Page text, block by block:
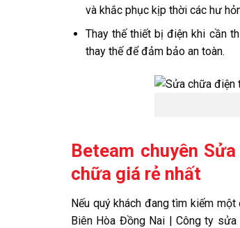
và khắc phục kịp thời các hư
Thay thế thiết bị điện khi cần
thay thế để đảm bảo an toàn.
Beteam chuyên
chữa giá rẻ nhất
Nếu quý khách đang tìm kiếm
Biên Hòa Đồng Nai | Công ty sửa